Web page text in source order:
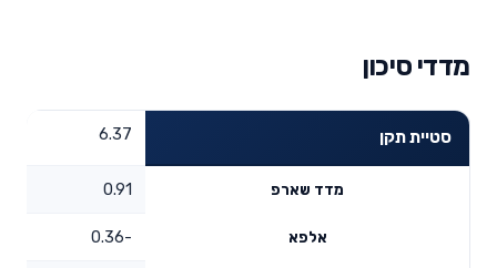
מדדי סיכון
סטיית תקן 6.37
מדד שארפ 0.91
אלפא -0.36